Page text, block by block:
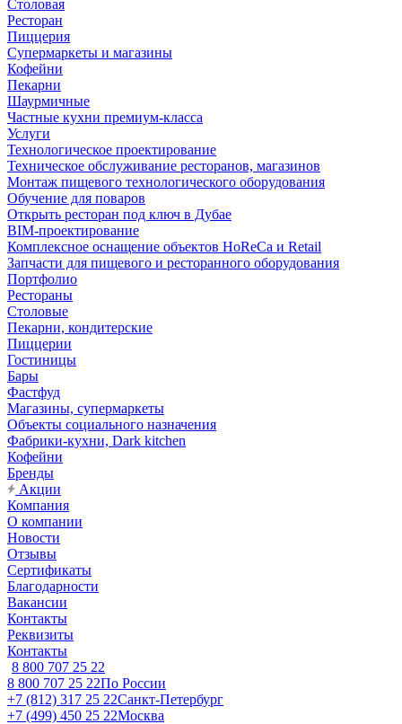
Столовая
Ресторан
Пиццерия
Супермаркеты и магазины
Кофейни
Пекарни
Шаурмичные
Частные кухни премиум-класса
Услуги
Технологическое проектирование
Техническое обслуживание ресторанов, магазинов
Монтаж пищевого технологического оборудования
Обучение для поваров
Открыть ресторан под ключ в Дубае
BIM-проектирование
Комплексное оснащение объектов HoReCa и Retail
Запчасти для пищевого и ресторанного оборудования
Портфолио
Рестораны
Столовые
Пекарни, кондитерские
Пиццерии
Гостиницы
Бары
Фастфуд
Магазины, супермаркеты
Объекты социального назначения
Фабрики-кухни, Dark kitchen
Кофейни
Бренды
Акции
Компания
О компании
Новости
Отзывы
Сертификаты
Благодарности
Вакансии
Контакты
Реквизиты
Контакты
8 800 707 25 22
8 800 707 25 22По России
+7 (812) 317 25 22Санкт-Петербург
+7 (499) 450 25 22Москва